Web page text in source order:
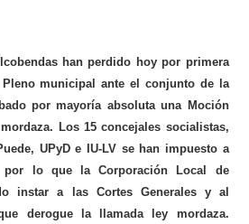
han perdido hoy por primera
municipal ante el conjunto de la
por mayoría absoluta una Moción
Los 15 concejales socialistas,
UPyD e IU-LV se han impuesto a
lo que la Corporación Local de
instar a las Cortes Generales y al
derogue la llamada ley mordaza.